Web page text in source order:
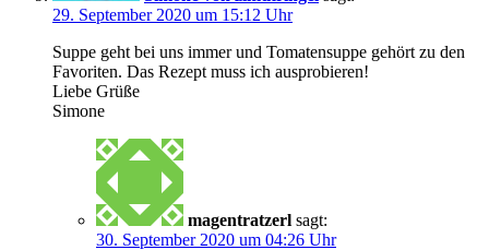
29. September 2020 um 15:12 Uhr
Suppe geht bei uns immer und Tomatensuppe gehört zu den
Favoriten. Das Rezept muss ich ausprobieren!
Liebe Grüße
Simone
magentratzerl sagt:
30. September 2020 um 04:26 Uhr